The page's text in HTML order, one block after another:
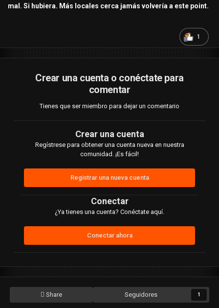
mal. Si hubiera. Más locales cerca jamás volvería a este point.
1
Crear una cuenta o conéctate para
comentar
Tienes que ser miembro para dejar un comentario
Crear una cuenta
Regístrese para obtener una cuenta nueva en nuestra
comunidad. ¡Es fácil!
Registrar una nueva cuenta
Conectar
¿Ya tienes una cuenta? Conéctate aquí.
Conectar ahora
Share Seguidores 1